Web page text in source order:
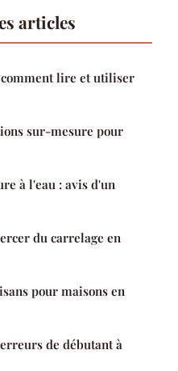
articles
lire et utiliser
sur-mesure pour
à l'eau : avis d'un
du carrelage en
pour maisons en
de débutant à